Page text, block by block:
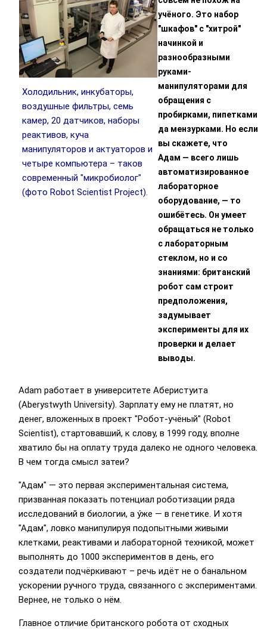
Холодильник, инкубаторы,
воздушные фильтры, семь
камер, 20 датчиков, наборы
реактивов, куча
манипуляторов и актуаторов и
четыре компьютера – таков
современный "микробиолог"
(фото Robot Scientist Project).
учёного. Это набор
"шкафов" с "хитрой"
начинкой и
разнообразными
руками-
манипуляторами для
обращения с
пробирками, пипетками
да мензурками. Но если
вы скажете, что
Адам — всего лишь
автоматизированное
лабораторное
оборудование, — то
ошибётесь. Он умеет
обращаться не только
с лабораторным
стеклом, но и со
знаниями: британский
робот сам строит
предположения,
задумывает
эксперименты для их
проверки и делает
выводы.
Adam работает в университете Аберистуита
(Aberystwyth University). Зарплату ему не платят, но
денег, вложенных в проект "Робот-учёный" (Robot
Scientist), стартовавший, к слову, в 1999 году, вполне
хватило бы на оплату труда далеко не одного человека.
В чем тогда смысл затеи?
"Адам" — это первая экспериментальная система,
призванная показать потенциал роботизации ряда
исследований в биологии, а у́же — в генетике. И хотя
"Адам", ловко манипулируя подопытными живыми
клетками, реактивами и лабораторной техникой, может
выполнять до 1000 экспериментов в день, его
создатели подчёркивают – речь идёт не о банальном
ускорении ручного труда, связанного с экспериментами.
Вернее, не только о нём.
Главное отличие британского робота от сходных